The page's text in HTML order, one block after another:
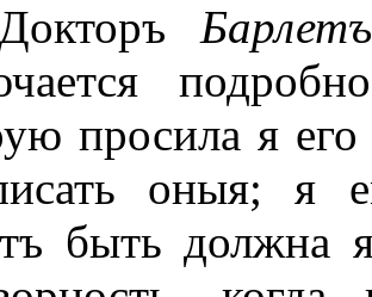
просила я
оныя; я
быть должна